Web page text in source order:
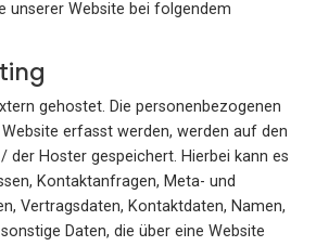
unserer Website bei folgendem
gehostet. Die personenbezogenen
erfasst werden, werden auf den
der Hoster gespeichert. Hierbei kann es
Kontaktanfragen, Meta- und
Vertragsdaten, Kontaktdaten, Namen,
Daten, die über eine Website